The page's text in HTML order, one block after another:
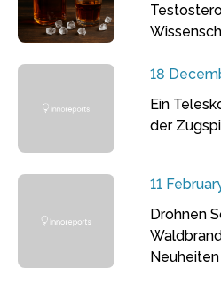
18
Ein
der
11
Drohnen
Neuheiten